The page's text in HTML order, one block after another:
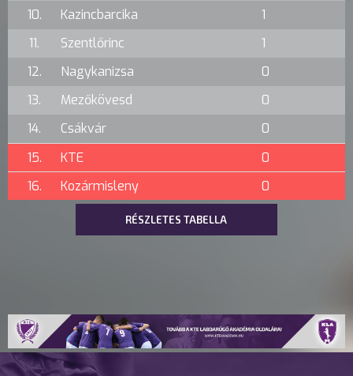
10.
Kazincbarcika
1
11.
Szentlőrinc
1
12.
Nagykanizsa
0
13.
Mezőkövesd
0
14.
Csákvár
0
15.
KTE
0
16.
Kozármisleny 0
RÉSZLETES TABELLA